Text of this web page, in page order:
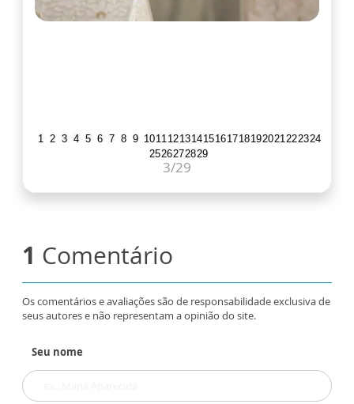
1 2 3 4 5 6 7 8 9 101112131415161718192021222324
2526272829
3/29
1 Comentário
Os comentários e avaliações são de responsabilidade exclusiva de
seus autores e não representam a opinião do site.
Seu nome